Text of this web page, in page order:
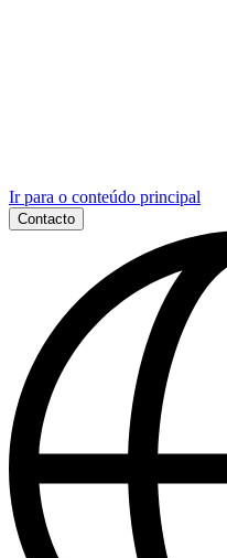
Ir para o conteúdo principal
Contacto